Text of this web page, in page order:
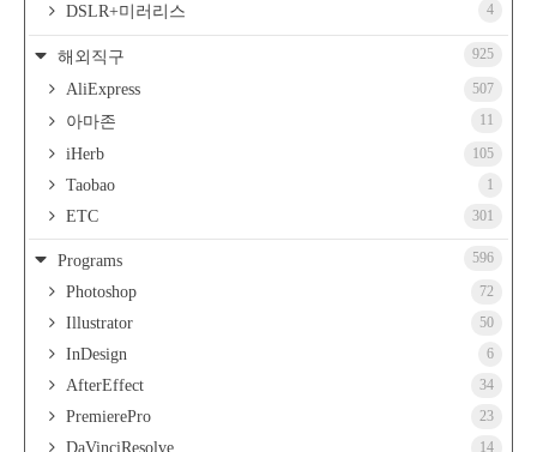
DSLR+미러리스 4
해외직구 925
AliExpress 507
아마존 11
iHerb 105
Taobao 1
ETC 301
Programs 596
Photoshop 72
Illustrator 50
InDesign 6
AfterEffect 34
PremierePro 23
DaVinciResolve 14